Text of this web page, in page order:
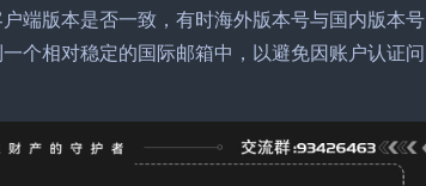
端版本是否一致，有时海外版本号与国内版本号
个相对稳定的国际邮箱中，以避免因账户认证问